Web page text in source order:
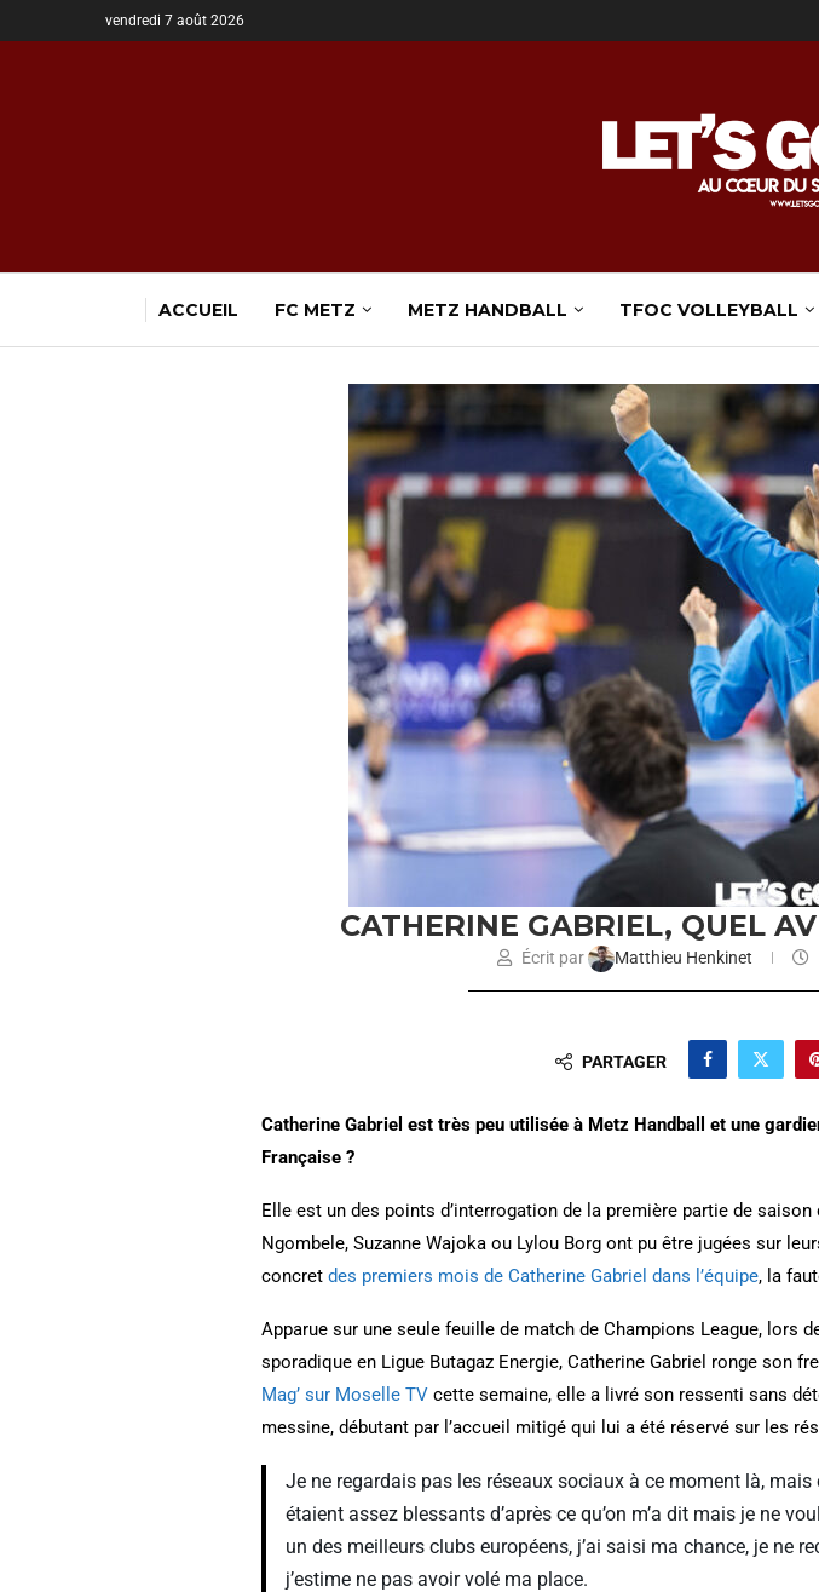
vendredi 7 août 2026
ACCUEIL FC METZ METZ HANDBALL TFOC VOLLEYBALL
CATHERINE GABRIEL, QUEL
Écrit par Matthieu Henkinet
PARTAGER
Catherine Gabriel est très peu utilisée à Metz Handball et une
Française ?
Elle est un des points d’interrogation de la première partie de
Ngombele, Suzanne Wajoka ou Lylou Borg ont pu être jugées sur
concret des premiers mois de Catherine Gabriel dans l’équipe, la
Apparue sur une seule feuille de match de Champions League, lors
sporadique en Ligue Butagaz Energie, Catherine Gabriel ronge son
Mag’ sur Moselle TV cette semaine, elle a livré son ressenti sans
messine, débutant par l’accueil mitigé qui lui a été réservé sur les
Je ne regardais pas les réseaux sociaux à ce moment là,
étaient assez blessants d’après ce qu’on m’a dit mais je ne
un des meilleurs clubs européens, j’ai saisi ma chance, je ne
j’estime ne pas avoir volé ma place.